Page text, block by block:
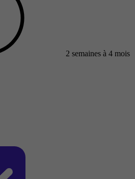
2 semaines à 4 mois